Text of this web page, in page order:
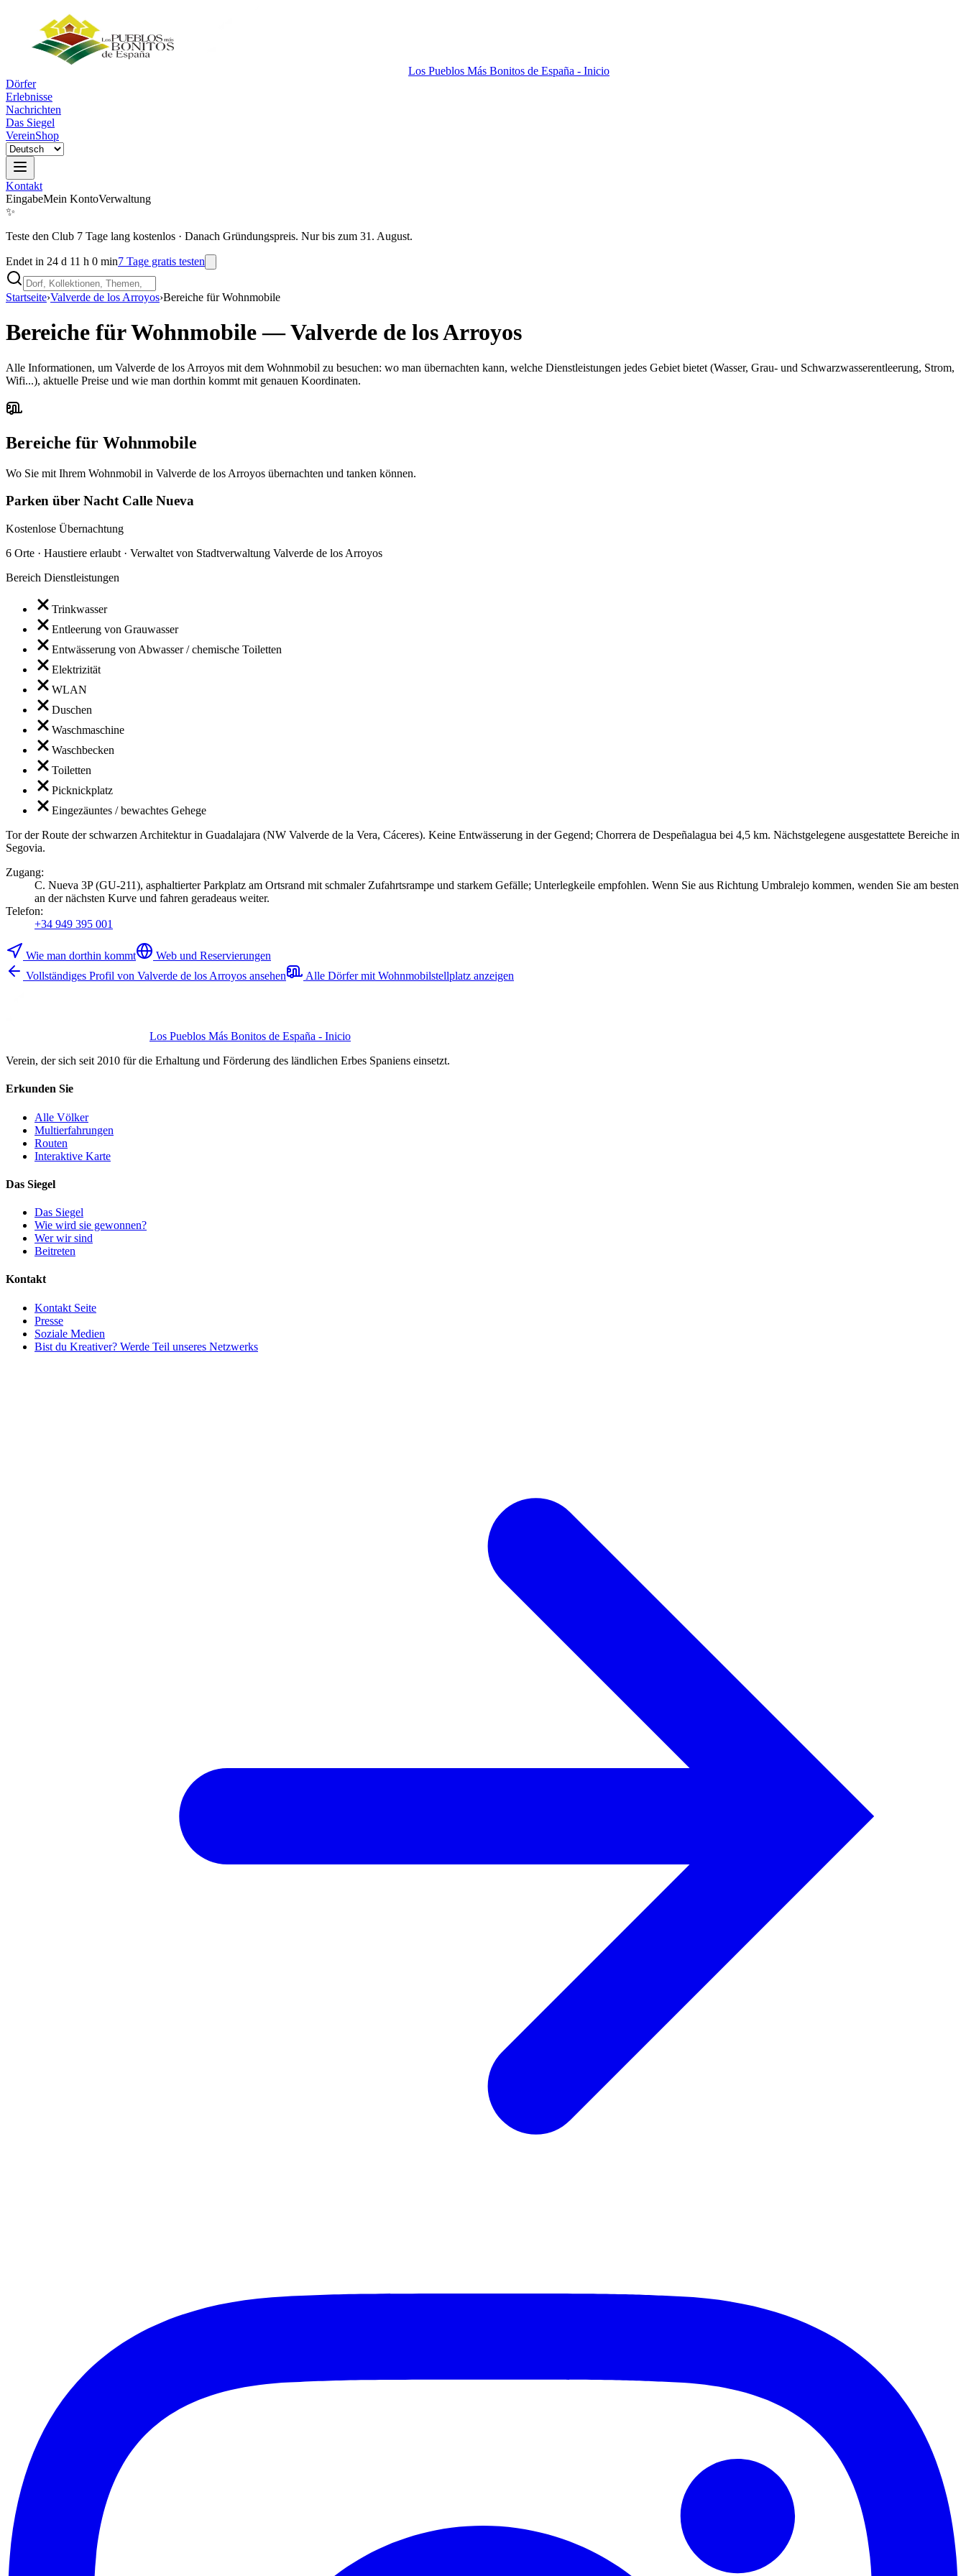
Los Pueblos Más Bonitos de España - Inicio
Dörfer
Erlebnisse
Nachrichten
Das Siegel
VereinShop
Kontakt
EingabeMein KontoVerwaltung
✨
Teste den Club 7 Tage lang kostenlos · Danach Gründungspreis. Nur bis zum 31. August.
Endet in 24 d 11 h 0 min7 Tage gratis testen
Startseite›Valverde de los Arroyos›Bereiche für Wohnmobile
Bereiche für Wohnmobile—Valverde de los Arroyos
Alle Informationen, um Valverde de los Arroyos mit dem Wohnmobil zu besuchen: wo man übernachten kann, welche Dienstleistungen jedes Gebiet bietet (Wasser, Grau- und Schwarzwasserentleerung, Strom,
Wifi...), aktuelle Preise und wie man dorthin kommt mit genauen Koordinaten.
Bereiche für Wohnmobile
Wo Sie mit Ihrem Wohnmobil in Valverde de los Arroyos übernachten und tanken können.
Parken über Nacht Calle Nueva
Kostenlose Übernachtung
6 Orte · Haustiere erlaubt · Verwaltet von Stadtverwaltung Valverde de los Arroyos
Bereich Dienstleistungen
Trinkwasser
Entleerung von Grauwasser
Entwässerung von Abwasser / chemische Toiletten
Elektrizität
WLAN
Duschen
Waschmaschine
Waschbecken
Toiletten
Picknickplatz
Eingezäuntes / bewachtes Gehege
Tor der Route der schwarzen Architektur in Guadalajara (NW Valverde de la Vera, Cáceres). Keine Entwässerung in der Gegend; Chorrera de Despeñalagua bei 4,5 km. Nächstgelegene ausgestattete Bereiche in
Segovia.
Zugang:
C. Nueva 3P (GU-211), asphaltierter Parkplatz am Ortsrand mit schmaler Zufahrtsrampe und starkem Gefälle; Unterlegkeile empfohlen. Wenn Sie aus Richtung Umbralejo kommen, wenden Sie am besten
an der nächsten Kurve und fahren geradeaus weiter.
Telefon:
+34 949 395 001
Wie man dorthin kommt
Web und Reservierungen
Vollständiges Profil von Valverde de los Arroyos ansehen
Alle Dörfer mit Wohnmobilstellplatz anzeigen
Los Pueblos Más Bonitos de España - Inicio
Verein, der sich seit 2010 für die Erhaltung und Förderung des ländlichen Erbes Spaniens einsetzt.
Erkunden Sie
Alle Völker
Multierfahrungen
Routen
Interaktive Karte
Das Siegel
Das Siegel
Wie wird sie gewonnen?
Wer wir sind
Beitreten
Kontakt
Kontakt Seite
Presse
Soziale Medien
Bist du Kreativer? Werde Teil unseres Netzwerks